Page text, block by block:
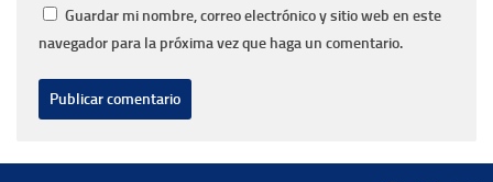
Guardar mi nombre, correo electrónico y sitio web en este
navegador para la próxima vez que haga un comentario.